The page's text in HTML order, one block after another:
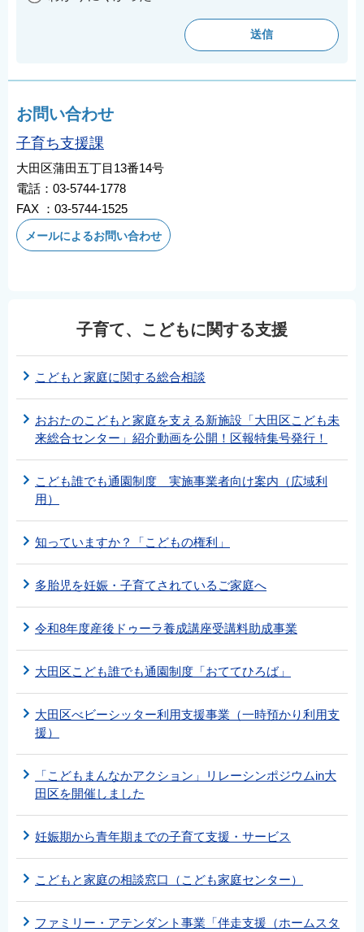
お問い合わせ
子育ち支援課
大田区蒲田五丁目13番14号
電話：03-5744-1778
FAX ：03-5744-1525
メールによるお問い合わせ
子育て、こどもに関する支援
こどもと家庭に関する総合相談
おおたのこどもと家庭を支える新施設「大田区こども未
来総合センター」紹介動画を公開！区報特集号発行！
こども誰でも通園制度 実施事業者向け案内（広域利
用）
知っていますか？「こどもの権利」
多胎児を妊娠・子育てされているご家庭へ
令和8年度産後ドゥーラ養成講座受講料助成事業
大田区こども誰でも通園制度「おててひろば」
大田区べビーシッター利用支援事業（一時預かり利用支
援）
「こどもまんなかアクション」リレーシンポジウムin大
田区を開催しました
妊娠期から青年期までの子育て支援・サービス
こどもと家庭の相談窓口（こども家庭センター）
ファミリー・アテンダント事業「伴走支援（ホームスタ